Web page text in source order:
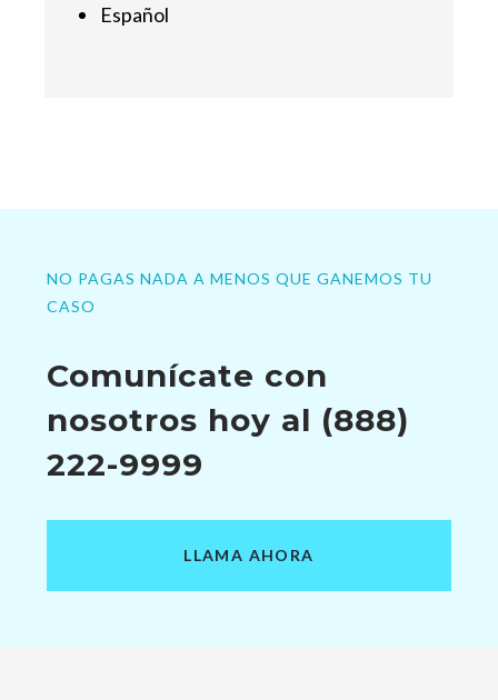
Español
NO PAGAS NADA A MENOS QUE GANEMOS TU
CASO
Comunícate con
nosotros hoy al (888)
222-9999
LLAMA AHORA